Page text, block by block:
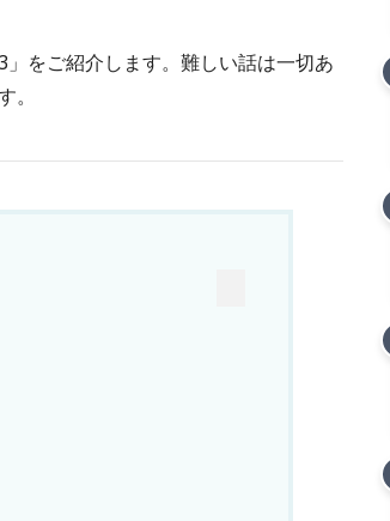
をご紹介します。難しい話は一切あ